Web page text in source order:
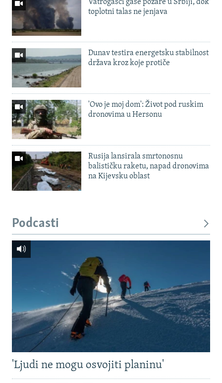
Vatrogasci gase požare u Srbiji, dok
toplotni talas ne jenjava
Dunav testira energetsku stabilnost
država kroz koje protiče
'Ovo je moj dom': Život pod ruskim
dronovima u Hersonu
Rusija lansirala smrtonosnu
balističku raketu, napad dronovima
na Kijevsku oblast
Podcasti
'Ljudi ne mogu osvojiti planinu'